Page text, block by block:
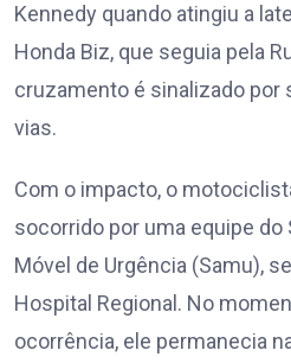
Kennedy quando atingiu a
Honda Biz, que seguia pela
cruzamento é sinalizado por
vias.
Com o impacto, o
socorrido por uma equipe
Móvel de Urgência (Samu),
Hospital Regional. No
ocorrência, ele permanecia